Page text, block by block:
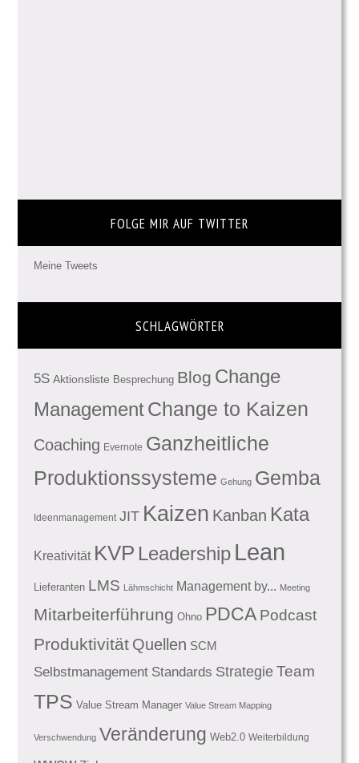
FOLGE MIR AUF TWITTER
Meine Tweets
SCHLAGWÖRTER
5S Aktionsliste Besprechung Blog Change
ManagementChange to Kaizen
Coaching Evernote Ganzheitliche
Produktionssysteme Gehung Gemba
Ideenmanagement JIT Kaizen Kanban Kata
Kreativität KVP Leadership Lean
Lieferanten LMS Lähmschicht Management by... Meeting
Mitarbeiterführung Ohno PDCA Podcast
Produktivität Quellen SCM
Selbstmanagement Standards Strategie Team
TPS Value Stream Manager Value Stream Mapping
Verschwendung Veränderung Web2.0 Weiterbildung